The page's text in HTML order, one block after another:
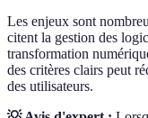
Les enjeux sont
citent la gestion des
transformation
des critères clairs peut
des utilisateurs.